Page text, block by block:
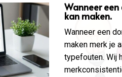
Wanneer
kan maken.
Wanneer een
maken merk je
typefouten. Wij